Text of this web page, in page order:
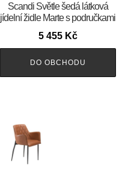
Scandi Světle šedá látková
jídelní židle Marte s područkami
5 455 Kč
DO OBCHODU